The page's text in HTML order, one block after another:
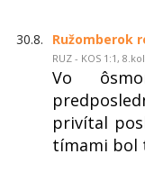
30.8. Ružomberok
RUZ - KOS 1:1,
Vo
privítal
tímami bol